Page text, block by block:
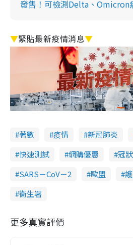
發售！可檢測Delta、Omicron
▼緊貼最新疫情消息▼
著數 疫情 新冠肺炎
快速測試
網購優惠
冠
SARS－CoV－2
歐盟
衞生署
更多真實評價